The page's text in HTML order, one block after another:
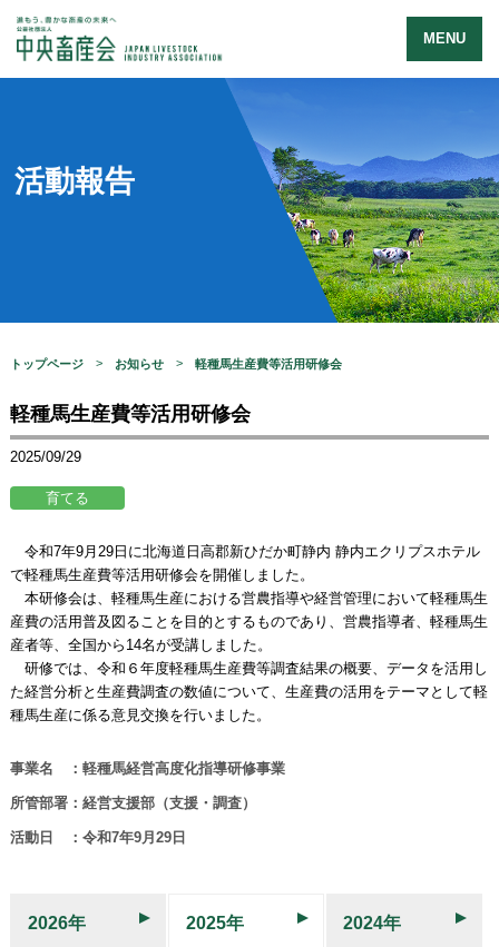
MENU
活動報告
トップページ お知らせ 軽種馬生産費等活用研修会
軽種馬生産費等活用研修会
2025/09/29
令和7年9月29日に北海道日高郡新ひだか町静内 静内エクリプスホテル
で軽種馬生産費等活用研修会を開催しました。
本研修会は、軽種馬生産における営農指導や経営管理において軽種馬生
産費の活用普及図ることを目的とするものであり、営農指導者、軽種馬生
産者等、全国から14名が受講しました。
研修では、令和６年度軽種馬生産費等調査結果の概要、データを活用し
た経営分析と生産費調査の数値について、生産費の活用をテーマとして軽
種馬生産に係る意見交換を行いました。
事業名 ：軽種馬経営高度化指導研修事業
所管部署：経営支援部（支援・調査）
活動日 ：令和7年9月29日
2026年 2025年 2024年